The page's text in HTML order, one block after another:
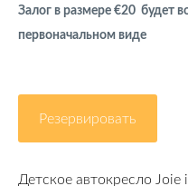
Залог в размере €20 будет
первоначальном виде
Резервировать
Детское автокресло